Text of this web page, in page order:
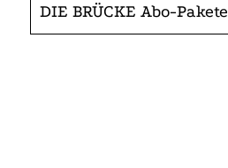
DIE BRÜCKE Abo-Pakete